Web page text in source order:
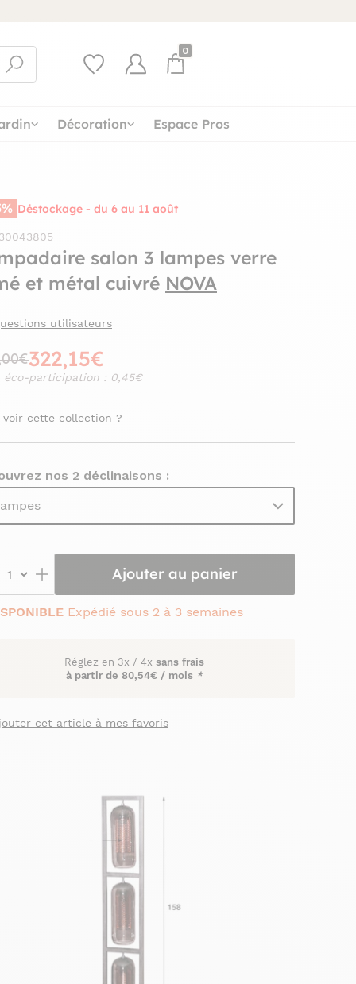
0
Décoration Espace Pros
Déstockage - du 6 au 11 août
salon 3 lampes verre
et métal cuivré NOVA
utilisateurs
322,15€
éco-participation : 0,45€
voir cette collection ?
nos 2 déclinaisons :
Ajouter au panier
Expédié sous 2 à 3 semaines
Réglez en 3x / 4x sans frais
à partir de 80,54€ / mois *
cet article à mes favoris